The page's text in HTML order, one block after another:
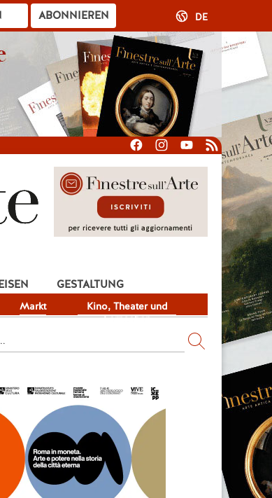
ABONNIEREN DE
Markt
Kino, Theater und
Fernsehen
GESTALTUNG